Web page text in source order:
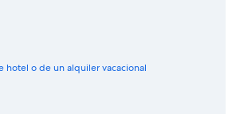
hotel o de un alquiler vacacional